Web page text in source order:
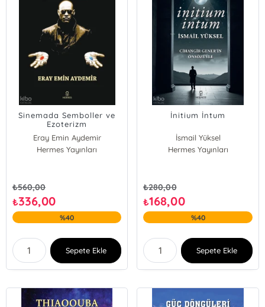
Sinemada Semboller ve
Ezoterizm
Eray Emin Aydemir
Hermes Yayınları
₺560,00
₺336,00
%40
Sepete Ekle
İnitium İntum
İsmail Yüksel
Hermes Yayınları
₺280,00
₺168,00
%40
Sepete Ekle